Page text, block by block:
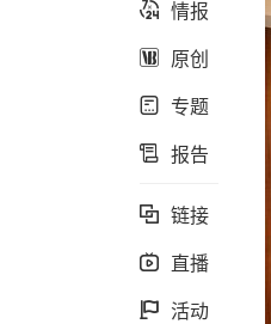
 情报
 原创
 专题
 报告
 链接
 直播
 活动